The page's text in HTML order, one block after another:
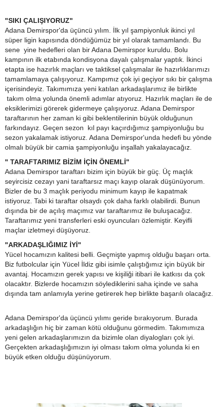
"SIKI ÇALIŞIYORUZ"
Adana Demirspor'da üçüncü yılım. İlk yıl şampiyonluk ikinci yıl
süper ligin kapısında döndüğümüz bir yıl olarak tamamlandı. Bu
sene yine hedefleri olan bir Adana Demirspor kuruldu. Bolu
kampının ilk etabında kondisyona dayalı çalışmalar yaptık. İkinci
etapta ise hazırlık maçları ve taktiksel çalışmalar ile hazırlıklarımızı
tamamlamaya çalışıyoruz. Kampımız çok iyi geçiyor sıkı bir çalışma
içerisindeyiz. Takımımıza yeni katılan arkadaşlarımız ile birlikte
takım olma yolunda önemli adımlar atıyoruz. Hazırlık maçları ile de
eksiklerimizi görerek gidermeye çalışıyoruz. Adana Demirspor
taraftarının her zaman ki gibi beklentilerinin büyük olduğunun
farkındayız. Geçen sezon kıl payı kaçırdığımız şampiyonluğu bu
sezon yakalamak istiyoruz. Adana Demirspor'unda hedefi bu yönde
olmalı büyük bir camia şampiyonluğu inşallah yakalayacağız.
" TARAFTARIMIZ BİZİM İÇİN ÖNEMLİ"
Adana Demirspor taraftarı bizim için büyük bir güç. Üç maçlık
seyircisiz cezayı yani taraftarsız maçı kayıp olarak düşünüyorum.
Bizler de bu 3 maçlık periyodu minimum kayıp ile kapatmak
istiyoruz. Tabi ki taraftar olsaydı çok daha farklı olabilirdi. Bunun
dışında bir de açılış maçımız var taraftarımız ile buluşacağız.
Taraftarımız yeni transferleri eski oyuncuları özlemiştir. Keyifli
maçlar izletmeyi düşüyoruz.
"ARKADAŞLIĞIMIZ İYİ"
Yücel hocamızın kalitesi belli. Geçmişte yapmış olduğu başarı orta.
Biz futbolcular için Yücel İldiz gibi isimle çalıştığımız için büyük bir
avantaj. Hocamızın gerek yapısı ve kişiliği itibari ile katkısı da çok
olacaktır. Bizlerde hocamızın söylediklerini saha içinde ve saha
dışında tam anlamıyla yerine getirerek hep birlikte başarılı olacağız.
Adana Demirspor'da üçüncü yılımı geride bırakıyorum. Burada
arkadaşlığın hiç bir zaman kötü olduğunu görmedim. Takımımıza
yeni gelen arkadaşlarımızın da bizimle olan diyalogları çok iyi.
Gerçekten arkadaşlığımızın iyi olması takım olma yolunda ki en
büyük etken olduğu düşünüyorum.